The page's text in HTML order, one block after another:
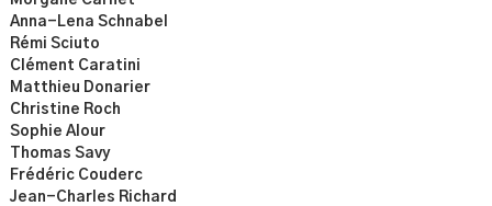
Anna-Lena Schnabel
Rémi Sciuto
Clément Caratini
Matthieu Donarier
Christine Roch
Sophie Alour
Thomas Savy
Frédéric Couderc
Jean-Charles Richard